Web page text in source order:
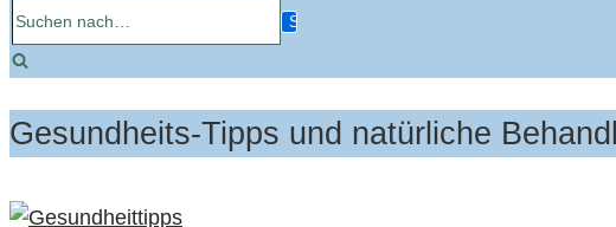
Suchen
nach…
Gesundheits-Tipps und natürliche